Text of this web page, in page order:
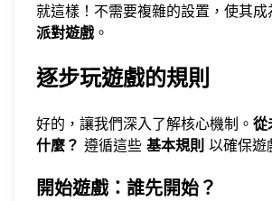
就這樣！不需要複雜的設置，使其
派對遊戲 。
逐步玩遊戲的規則
好的，讓我們深入了解核心機制。 從
什麼？ 遵循這些 基本規則 以確保遊
開始遊戲：誰先開始？